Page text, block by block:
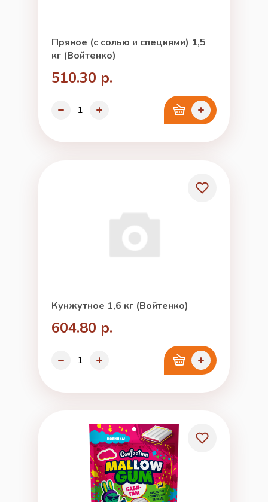
Пряное (с солью и специями) 1,5
кг (Войтенко)
510.30 р.
Кунжутное 1,6 кг (Войтенко)
604.80 р.